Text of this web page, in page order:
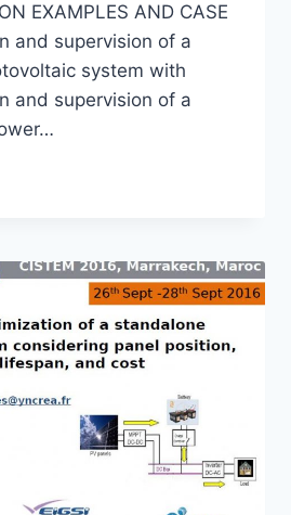
EXAMPLES AND CASE
and supervision of a
system with
and supervision of a